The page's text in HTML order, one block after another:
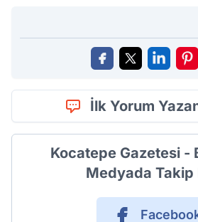
İlk Yorum
Kocatepe Gazetesi -
Medyada Takip